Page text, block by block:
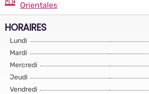
Orientales
HORAIRES
Lundi
Mardi
Mercredi
Jeudi
Vendredi